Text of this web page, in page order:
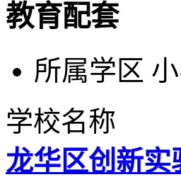
教育配套
所属学区
学校名称
龙华区创新